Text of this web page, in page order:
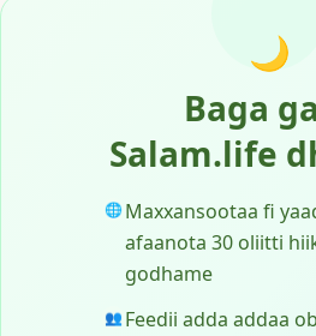
🌙
Baga
Salam.life
🌐 Maxxansootaa fi
afaanota 30 oliitti
godhame
👥 Feedii adda addaa